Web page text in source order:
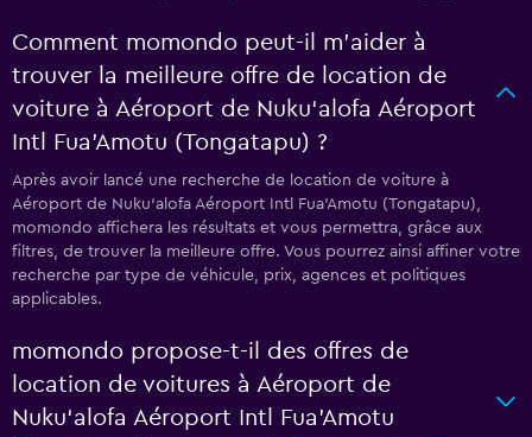
Comment momondo peut-il m’aider à
trouver la meilleure offre de location de
voiture à Aéroport de Nuku‘alofa Aéroport
Intl Fua'Amotu (Tongatapu) ?
Après avoir lancé une recherche de location de voiture à
Aéroport de Nuku‘alofa Aéroport Intl Fua'Amotu (Tongatapu),
momondo affichera les résultats et vous permettra, grâce aux
filtres, de trouver la meilleure offre. Vous pourrez ainsi affiner votre
recherche par type de véhicule, prix, agences et politiques
applicables.
momondo propose-t-il des offres de
location de voitures à Aéroport de
Nuku‘alofa Aéroport Intl Fua'Amotu